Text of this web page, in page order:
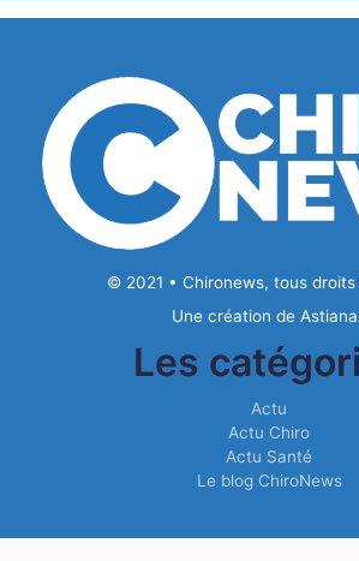
© 2021 • Chironews, tous droits
Une création de
Les
Actu
Actu Chiro
Actu Santé
Le blog ChiroNews